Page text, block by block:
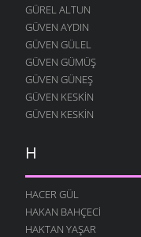
GÜREL ALTUN
GÜVEN AYDIN
GÜVEN GÜLEL
GÜVEN GÜMÜŞ
GÜVEN GÜNEŞ
GÜVEN KESKIN
GÜVEN KESKIN
H
HACER GÜL
HAKAN BAHÇECI
HAKTAN YAŞAR